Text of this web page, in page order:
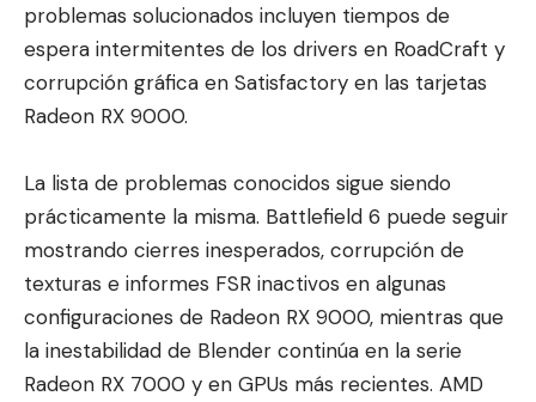
problemas solucionados incluyen tiempos de
espera intermitentes de los drivers en RoadCraft y
corrupción gráfica en Satisfactory en las tarjetas
Radeon RX 9000.
La lista de problemas conocidos sigue siendo
prácticamente la misma. Battlefield 6 puede seguir
mostrando cierres inesperados, corrupción de
texturas e informes FSR inactivos en algunas
configuraciones de Radeon RX 9000, mientras que
la inestabilidad de Blender continúa en la serie
Radeon RX 7000 y en GPUs más recientes. AMD